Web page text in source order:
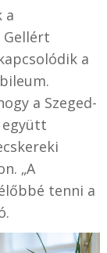
a
a
a Szeged-
együtt
„A
tenni a